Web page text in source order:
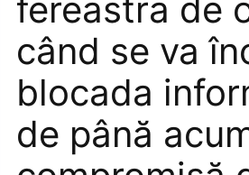
fereastra de
când se va
blocada
de până